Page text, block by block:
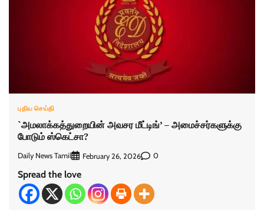
புதிய செய்தி
`அமலாக்கத்துறையின் அவசர மீட்டிங்’ – அமைச்சர்களுக்கு
போடும் ஸ்கெட்சா?
Daily News Tamil February 26, 2026 0
Spread the love